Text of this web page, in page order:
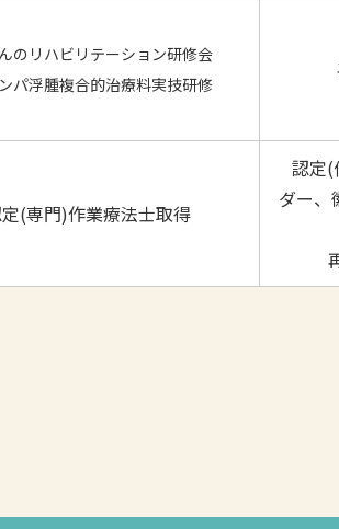
のリハビリテーション研修会
パ浮腫複合的治療料実技研修
定(専門)作業療法士取得
認定(
ダー、